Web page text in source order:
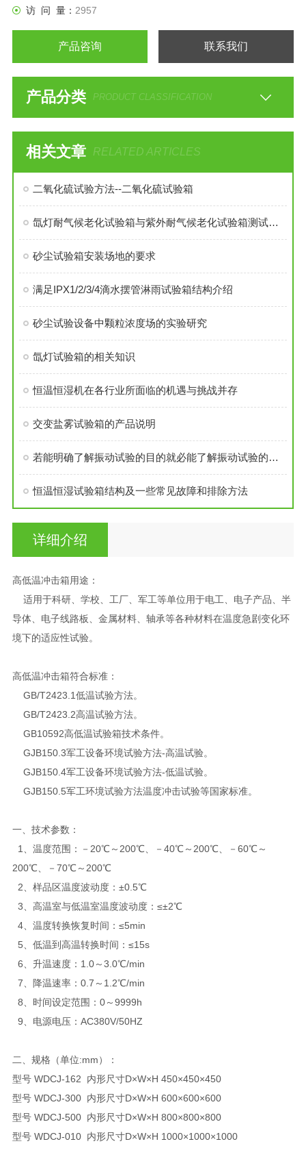
访 问 量： 2957
产品咨询 联系我们
产品分类 PRODUCT CLASSIFICATION
相关文章 RELATED ARTICLES
二氧化硫试验方法--二氧化硫试验箱
氙灯耐气候老化试验箱与紫外耐气候老化试验箱测试比较
砂尘试验箱安装场地的要求
满足IPX1/2/3/4滴水摆管淋雨试验箱结构介绍
砂尘试验设备中颗粒浓度场的实验研究
氙灯试验箱的相关知识
恒温恒湿机在各行业所面临的机遇与挑战并存
交变盐雾试验箱的产品说明
若能明确了解振动试验的目的就必能了解振动试验的必要性
恒温恒湿试验箱结构及一些常见故障和排除方法
详细介绍
高低温冲击箱用途：
适用于科研、学校、工厂、军工等单位用于电工、电子产品、半
导体、电子线路板、金属材料、轴承等各种材料在温度急剧变化环
境下的适应性试验。
高低温冲击箱符合标准：
GB/T2423.1低温试验方法。
GB/T2423.2高温试验方法。
GB10592高低温试验箱技术条件。
GJB150.3军工设备环境试验方法-高温试验。
GJB150.4军工设备环境试验方法-低温试验。
GJB150.5军工环境试验方法温度冲击试验等国家标准。
一、技术参数：
1、温度范围：－20℃～200℃、－40℃～200℃、－60℃～
200℃、－70℃～200℃
2、样品区温度波动度：±0.5℃
3、高温室与低温室温度波动度：≤±2℃
4、温度转换恢复时间：≤5min
5、低温到高温转换时间：≤15s
6、升温速度：1.0～3.0℃/min
7、降温速率：0.7～1.2℃/min
8、时间设定范围：0～9999h
9、电源电压：AC380V/50HZ
二、规格（单位:mm）：
型号 WDCJ-162 内形尺寸D×W×H 450×450×450
型号 WDCJ-300 内形尺寸D×W×H 600×600×600
型号 WDCJ-500 内形尺寸D×W×H 800×800×800
型号 WDCJ-010 内形尺寸D×W×H 1000×1000×1000